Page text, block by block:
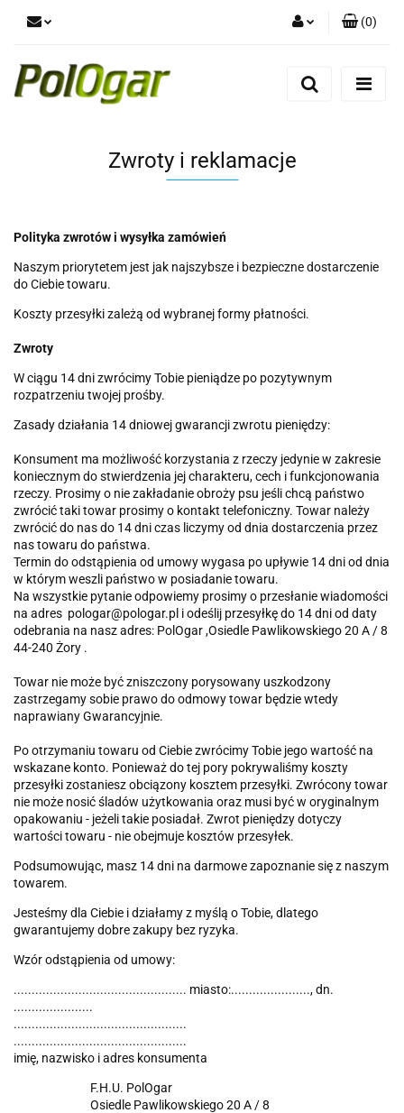
(0)
Zwroty i reklamacje
Polityka zwrotów i wysyłka zamówień
Naszym priorytetem jest jak najszybsze i bezpieczne dostarczenie
do Ciebie towaru.
Koszty przesyłki zależą od wybranej formy płatności.
Zwroty
W ciągu 14 dni zwrócimy Tobie pieniądze po pozytywnym
rozpatrzeniu twojej prośby.
Zasady działania 14 dniowej gwarancji zwrotu pieniędzy:
Konsument ma możliwość korzystania z rzeczy jedynie w zakresie
koniecznym do stwierdzenia jej charakteru, cech i funkcjonowania
rzeczy. Prosimy o nie zakładanie obroży psu jeśli chcą państwo
zwrócić taki towar prosimy o kontakt telefoniczny. Towar należy
zwrócić do nas do 14 dni czas liczymy od dnia dostarczenia przez
nas towaru do państwa.
Termin do odstąpienia od umowy wygasa po upływie 14 dni od dnia
w którym weszli państwo w posiadanie towaru.
Na wszystkie pytanie odpowiemy prosimy o przesłanie wiadomości
na adres pologar@pologar.pl i odeślij przesyłkę do 14 dni od daty
odebrania na nasz adres: PolOgar ,Osiedle Pawlikowskiego 20 A / 8
44-240 Żory .
Towar nie może być zniszczony porysowany uszkodzony
zastrzegamy sobie prawo do odmowy towar będzie wtedy
naprawiany Gwarancyjnie.
Po otrzymaniu towaru od Ciebie zwrócimy Tobie jego wartość na
wskazane konto. Ponieważ do tej pory pokrywaliśmy koszty
przesyłki zostaniesz obciązony kosztem przesyłki. Zwrócony towar
nie może nosić śladów użytkowania oraz musi być w oryginalnym
opakowaniu - jeżeli takie posiadał. Zwrot pieniędzy dotyczy
wartości towaru - nie obejmuje kosztów przesyłek.
Podsumowując, masz 14 dni na darmowe zapoznanie się z naszym
towarem.
Jesteśmy dla Ciebie i działamy z myślą o Tobie, dlatego
gwarantujemy dobre zakupy bez ryzyka.
Wzór odstąpienia od umowy:
................................................ miasto:......................, dn.
......................
................................................
................................................
imię, nazwisko i adres konsumenta
F.H.U. PolOgar
Osiedle Pawlikowskiego 20 A / 8